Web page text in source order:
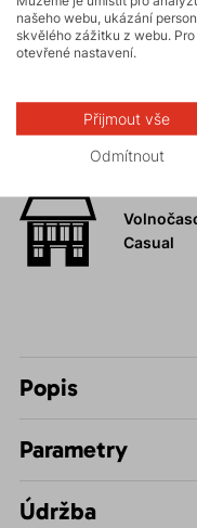
Hiking
Casual
Popis
Parametry
Údržba
našeho webu, ukázání
skvělého zážitku z webu.
otevřené nastavení.
Přijmout vše
Odmítnout